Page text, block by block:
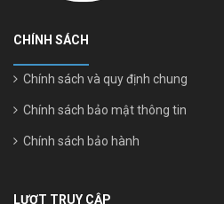
CHÍNH SÁCH
Chính sách và quy định chung
Chính sách bảo mật thông tin
Chính sách bảo hành
LƯỢT TRUY CẬP